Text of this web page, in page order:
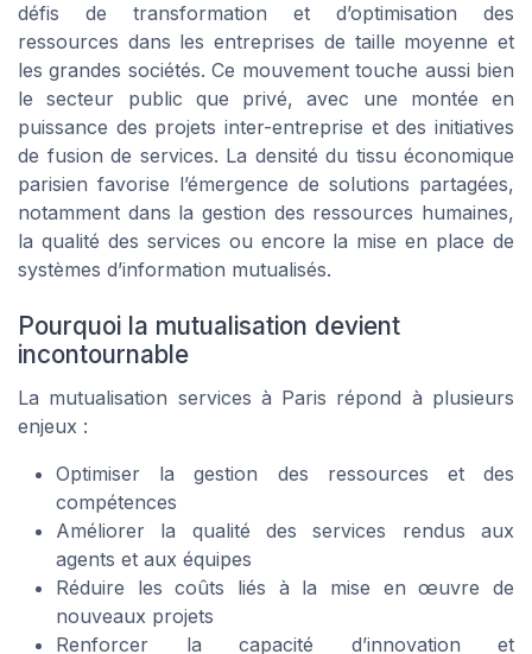
défis de transformation et d’optimisation des
ressources dans les entreprises de taille moyenne et
les grandes sociétés. Ce mouvement touche aussi bien
le secteur public que privé, avec une montée en
puissance des projets inter-entreprise et des initiatives
de fusion de services. La densité du tissu économique
parisien favorise l’émergence de solutions partagées,
notamment dans la gestion des ressources humaines,
la qualité des services ou encore la mise en place de
systèmes d’information mutualisés.
Pourquoi la mutualisation devient
incontournable
La mutualisation services à Paris répond à plusieurs
enjeux :
Optimiser la gestion des ressources et des
compétences
Améliorer la qualité des services rendus aux
agents et aux équipes
Réduire les coûts liés à la mise en œuvre de
nouveaux projets
Renforcer la capacité d’innovation et